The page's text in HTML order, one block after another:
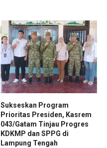
Sukseskan Program
Prioritas Presiden, Kasrem
043/Gatam Tinjau Progres
KDKMP dan SPPG di
Lampung Tengah